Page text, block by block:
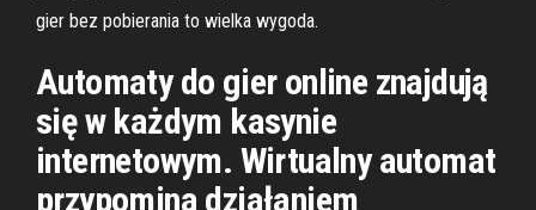
gier bez pobierania to wielka wygoda.
Automaty do gier online znajdują
się w każdym kasynie
internetowym. Wirtualny automat
przypomina działaniem